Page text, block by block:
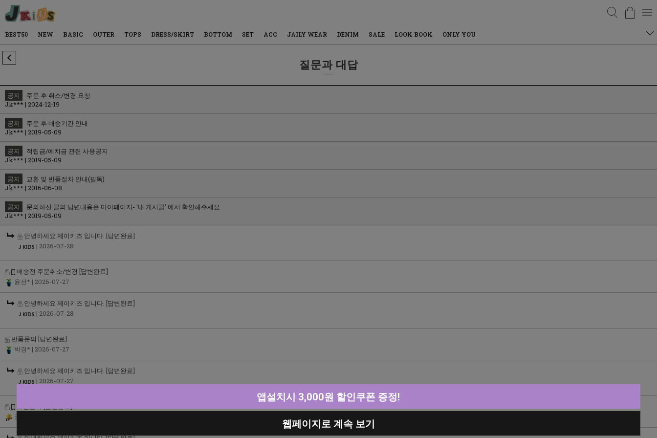
검색
BEST50 NEW BASIC OUTER TOPS DRESS/SKIRT BOTTOM SET ACC JAILY WEAR DENIM SALE LOOK BOOK ONLY YOU
질문과 대답
공지
주문 후 취소/변경 요청
Jk*** | 2024-12-19
공지
주문 후 배송기간 안내
Jk*** | 2019-05-09
공지
적립금/예치금 관련 사용공지
Jk*** | 2019-05-09
공지
교환 및 반품절차 안내(필독)
Jk*** | 2016-06-08
공지
문의하신 글의 답변내용은 마이페이지- '내 게시글' 에서 확인해주세요
Jk*** | 2019-05-09
안녕하세요 제이키즈 입니다. [답변완료]
| 2026-07-28
배송전 주문취소/변경 [답변완료]
윤선* | 2026-07-27
안녕하세요 제이키즈 입니다. [답변완료]
| 2026-07-28
반품문의 [답변완료]
박경* | 2026-07-27
안녕하세요 제이키즈 입니다. [답변완료]
| 2026-07-27
권보*
앱설치시 3,000원 할인쿠폰 증정!
웹페이지로 계속 보기